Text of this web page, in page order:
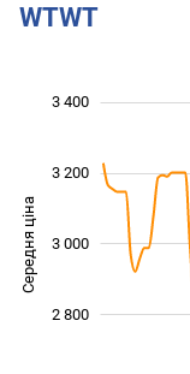
WTWT
Середня ціна 2 600
2 800
3 000
3 200
3 400